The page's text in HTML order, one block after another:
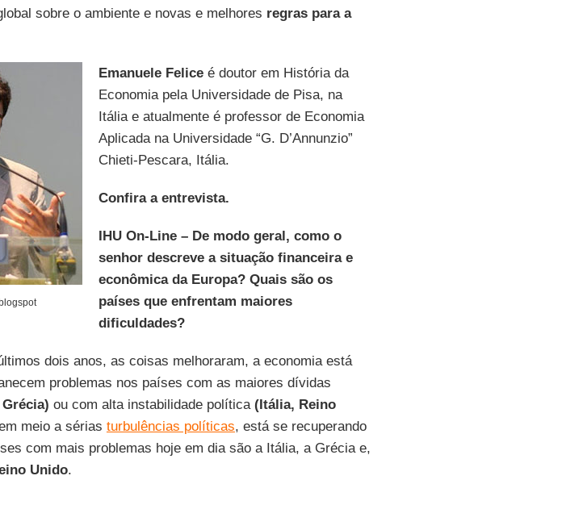
sobre o ambiente e novas e melhores regras para a
Emanuele Feliceé doutor em História da
Economia pela Universidade de Pisa, na
Itália e atualmente é professor de Economia
Aplicada na Universidade “G. D’Annunzio”
Chieti-Pescara, Itália.
Confira a entrevista.
IHU On-Line – De modo geral, como o
senhor descreve a situação financeira e
econômica da Europa? Quais são os
países que enfrentam maiores
dificuldades?
dois anos, as coisas melhoraram, a economia está
problemas nos países com as maiores dívidas
ou com alta instabilidade política (Itália, Reino
meio a sérias turbulências políticas, está se recuperando
com mais problemas hoje em dia são a Itália, a Grécia e,
Unido.